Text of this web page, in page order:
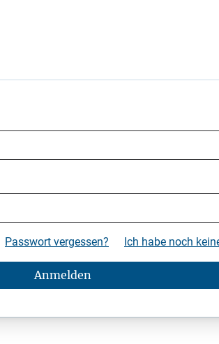
Passwort vergessen? Ich habe noch
Anmelden